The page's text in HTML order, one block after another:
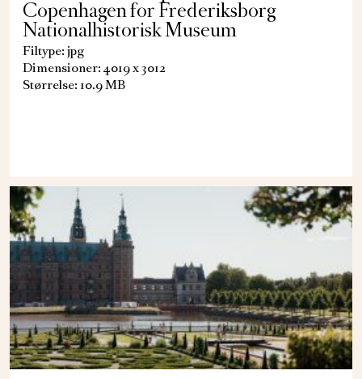
Copenhagen for Frederiksborg
Nationalhistorisk Museum
Filtype: jpg
Dimensioner: 4019 x 3012
Størrelse: 10.9 MB